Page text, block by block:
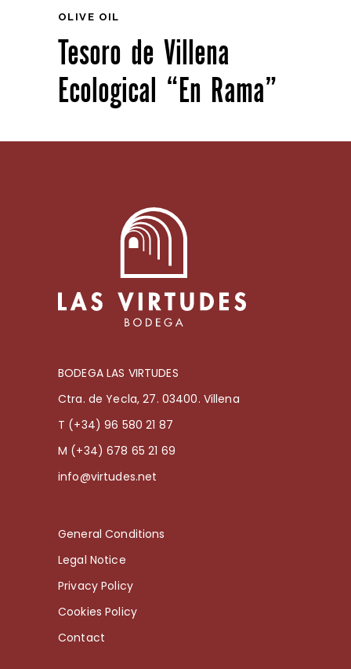
OLIVE OIL
Tesoro de Villena
Ecological “En Rama”
BODEGA LAS VIRTUDES
Ctra. de Yecla, 27. 03400. Villena
T (+34) 96 580 21 87
M (+34) 678 65 21 69
info@virtudes.net
General Conditions
Legal Notice
Privacy Policy
Cookies Policy
Contact